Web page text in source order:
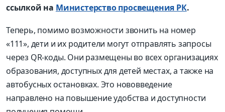
ссылкой на Министерство просвещения РК.
Теперь, помимо возможности звонить на номер
«111», дети и их родители могут отправлять запросы
через QR-коды. Они размещены во всех организациях
образования, доступных для детей местах, а также на
автобусных остановках. Это нововведение
направлено на повышение удобства и доступности